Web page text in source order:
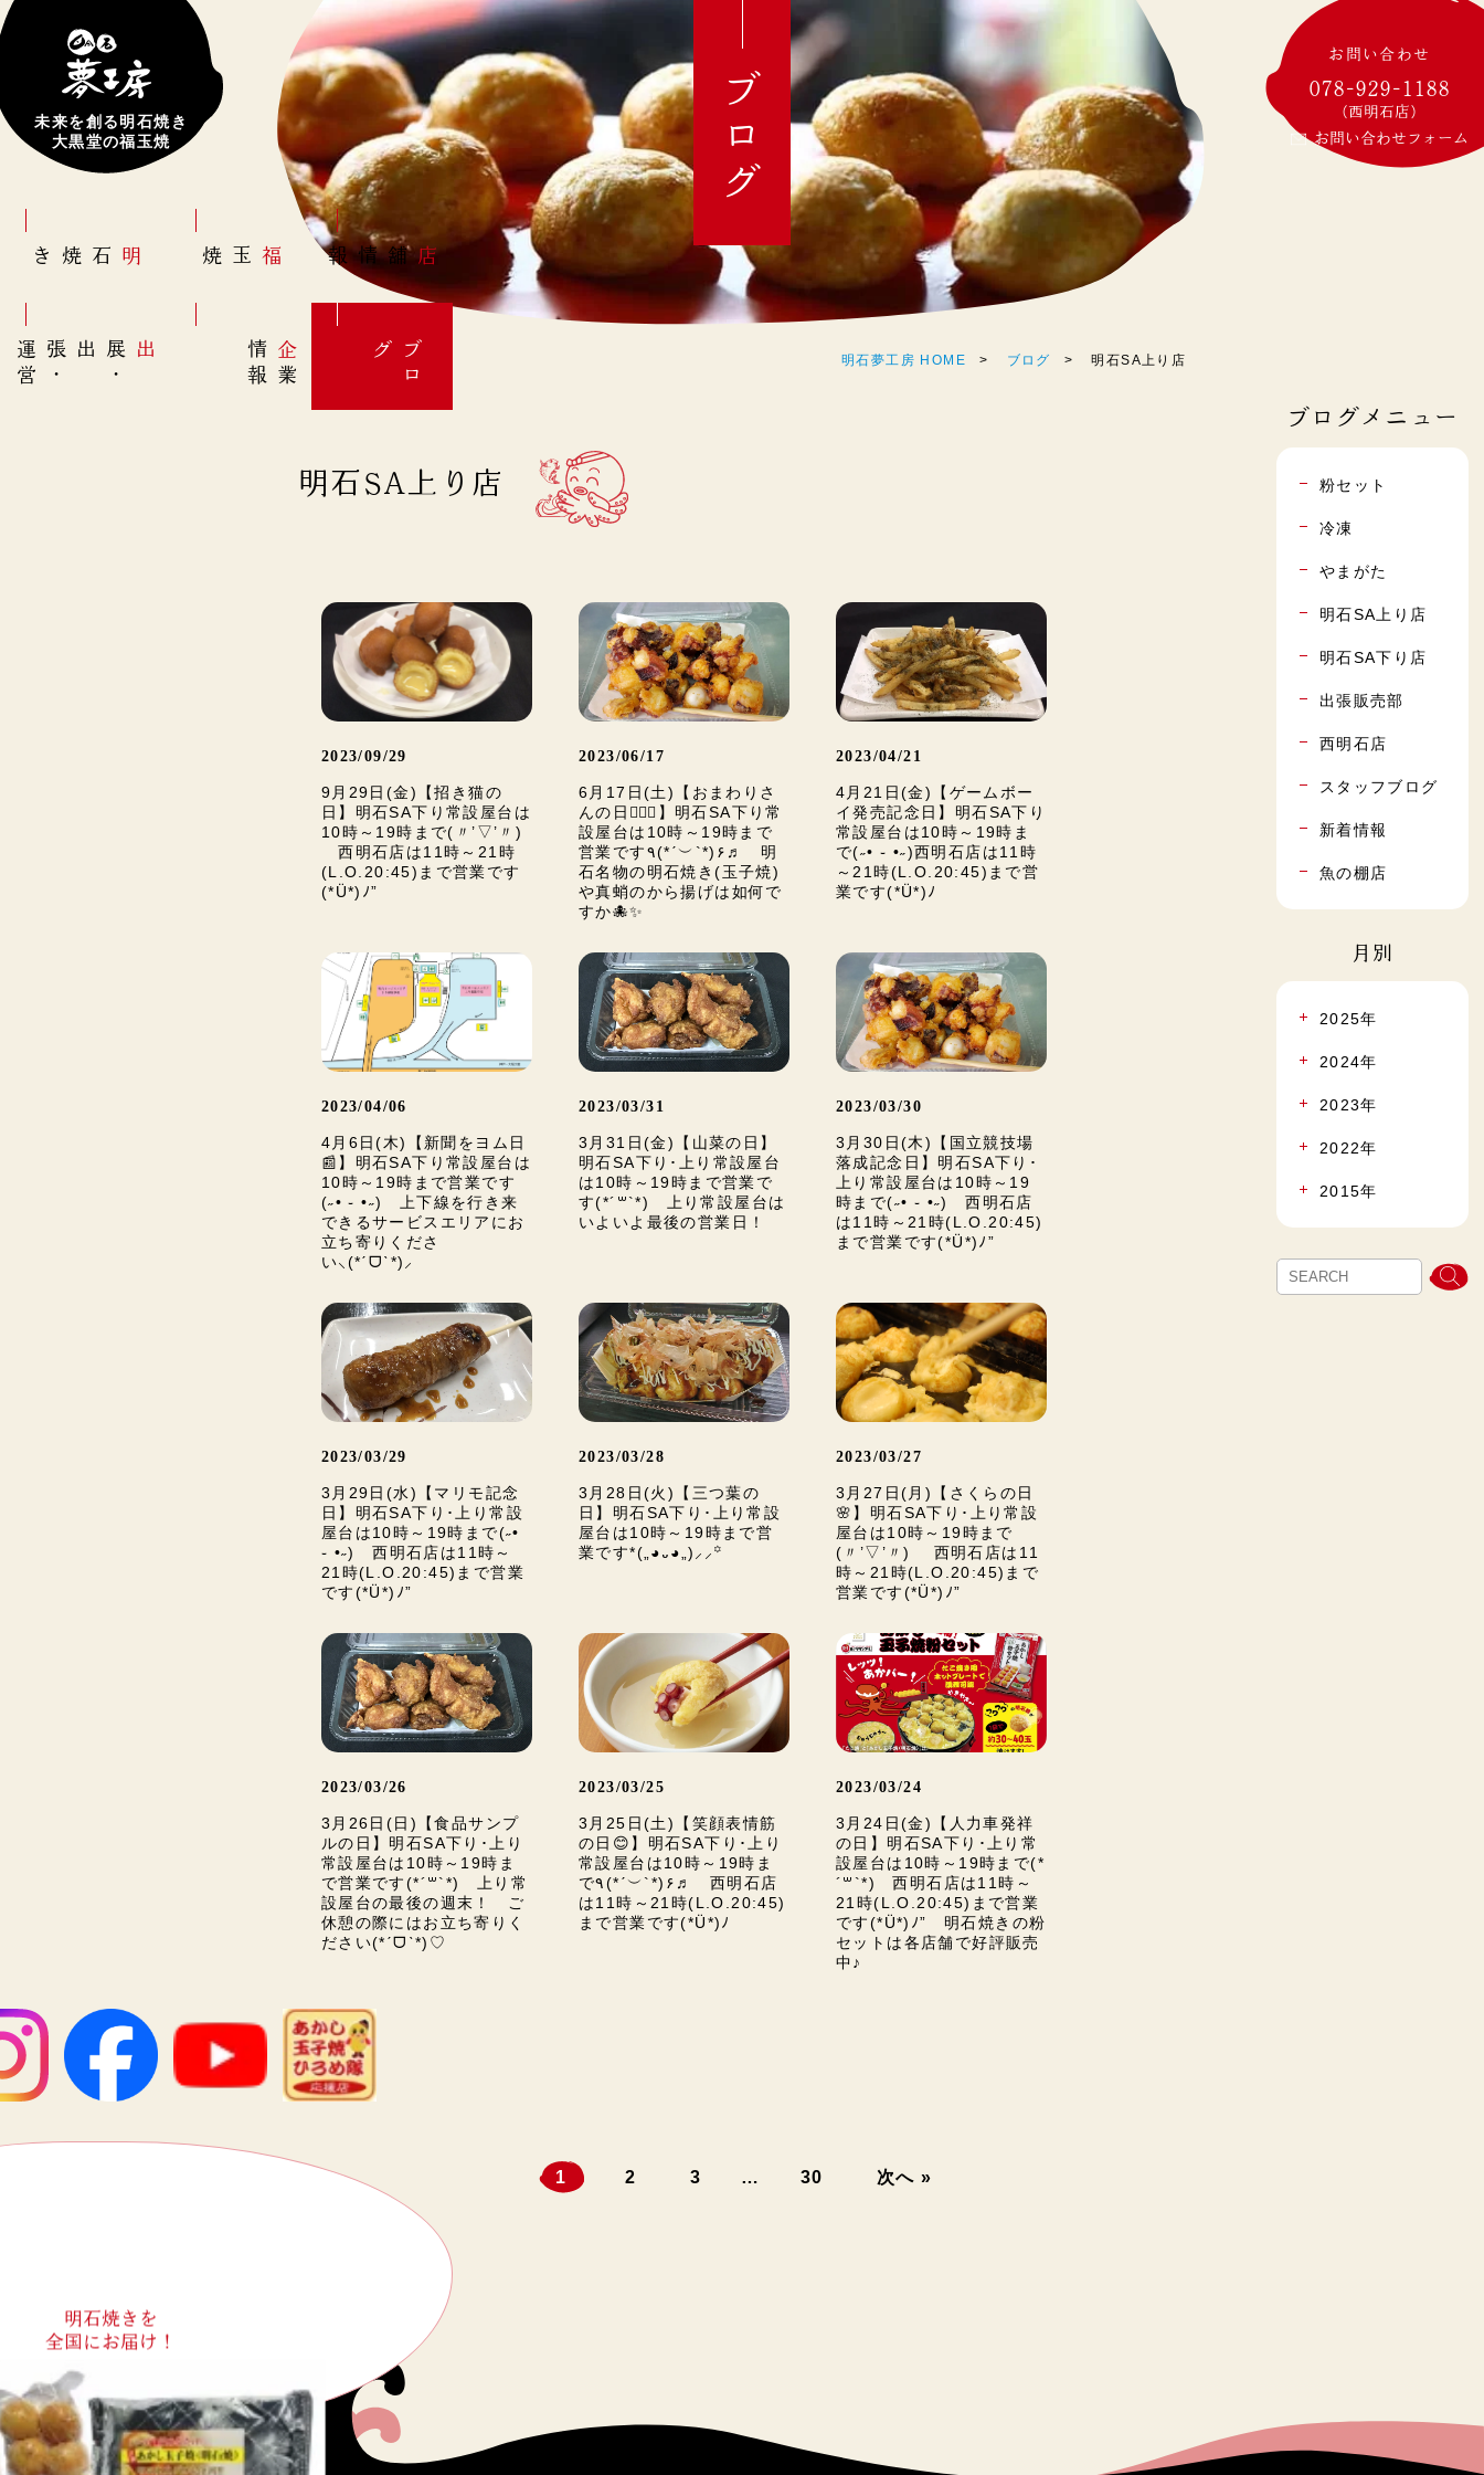
未来を創る明石焼き
大黒堂の福玉焼
明石焼き 福玉焼 店舗情報
出展
・
出張
・
運
営
企
業
情
報
ブ
ロ
グ
明石焼きを
全国にお届け！
ブログ
明石夢工房 HOME ブログ 明石SA上り店
明石SA上り店
2023/09/29
9月29日(金)【招き猫の
日】明石SA下り常設屋台は
10時～19時まで(〃’▽’〃)
西明石店は11時～21時
(L.O.20:45)まで営業です
(*Ü*)ﾉ”
2023/06/17
6月17日(土)【おまわりさ
んの日👮🏻‍♂️】明石SA下り常
設屋台は10時～19時まで
営業です٩(*ˊ︶`*)۶♬ 明
石名物の明石焼き(玉子焼)
や真蛸のから揚げは如何で
すか🐙✨
2023/04/21
4月21日(金)【ゲームボー
イ発売記念日】明石SA下り
常設屋台は10時～19時ま
で(˶• ֊ •˶)西明石店は11時
～21時(L.O.20:45)まで営
業です(*Ü*)ﾉ
2023/04/06
4月6日(木)【新聞をヨム日
📰】明石SA下り常設屋台は
10時～19時まで営業です
(˶• ֊ •˶) 上下線を行き来
できるサービスエリアにお
立ち寄りくださ
い⸜(*ˊᗜˋ*)⸝
2023/03/31
3月31日(金)【山菜の日】
明石SA下り･上り常設屋台
は10時～19時まで営業で
す(*´꒳`*) 上り常設屋台は
いよいよ最後の営業日！
2023/03/30
3月30日(木)【国立競技場
落成記念日】明石SA下り･
上り常設屋台は10時～19
時まで(˶• ֊ •˶) 西明石店
は11時～21時(L.O.20:45)
まで営業です(*Ü*)ﾉ”
2023/03/29
3月29日(水)【マリモ記念
日】明石SA下り･上り常設
屋台は10時～19時まで(˶•
֊ •˶) 西明石店は11時～
21時(L.O.20:45)まで営業
です(*Ü*)ﾉ”
2023/03/28
3月28日(火)【三つ葉の
日】明石SA下り･上り常設
屋台は10時～19時まで営
業です*(„◕᎑◕„)⸝⸝꙳
2023/03/27
3月27日(月)【さくらの日
🌸】明石SA下り･上り常設
屋台は10時～19時まで
(〃’▽’〃) 西明石店は11
時～21時(L.O.20:45)まで
営業です(*Ü*)ﾉ”
2023/03/26
3月26日(日)【食品サンプ
ルの日】明石SA下り･上り
常設屋台は10時～19時ま
で営業です(*´꒳`*) 上り常
設屋台の最後の週末！ ご
休憩の際にはお立ち寄りく
ださい(*ˊᗜˋ*)♡
2023/03/25
3月25日(土)【笑顔表情筋
の日😊】明石SA下り･上り
常設屋台は10時～19時ま
で٩(*ˊ︶`*)۶♬ 西明石店
は11時～21時(L.O.20:45)
まで営業です(*Ü*)ﾉ
2023/03/24
3月24日(金)【人力車発祥
の日】明石SA下り･上り常
設屋台は10時～19時まで(*
´꒳`*) 西明石店は11時～
21時(L.O.20:45)まで営業
です(*Ü*)ﾉ” 明石焼きの粉
セットは各店舗で好評販売
中♪
1 2 3 … 30 次へ »
お問い合わせ
078-929-1188
(西明石店)
お問い合わせフォーム
ブログメニュー
粉セット
冷凍
やまがた
明石SA上り店
明石SA下り店
出張販売部
西明石店
スタッフブログ
新着情報
魚の棚店
月別
2025年
2024年
2023年
2022年
2015年